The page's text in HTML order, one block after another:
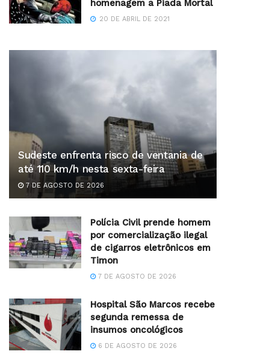
homenagem a Piada Mortal
20 DE ABRIL DE 2021
Sudeste enfrenta risco de ventania de
até 110 km/h nesta sexta-feira
7 DE AGOSTO DE 2026
Polícia Civil prende homem
por comercialização ilegal
de cigarros eletrônicos em
Timon
7 DE AGOSTO DE 2026
Hospital São Marcos recebe
segunda remessa de
insumos oncológicos
6 DE AGOSTO DE 2026